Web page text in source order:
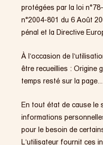
protégées par la loi
n°2004-801 du 6 Août
pénal et la Directive
À l’occasion de
être recueillies : Origine
temps resté sur la page…
En tout état de cause le
informations
pour le besoin de
L’utilisateur fournit ces